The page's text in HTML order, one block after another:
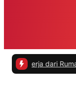
dari Rumah |#2